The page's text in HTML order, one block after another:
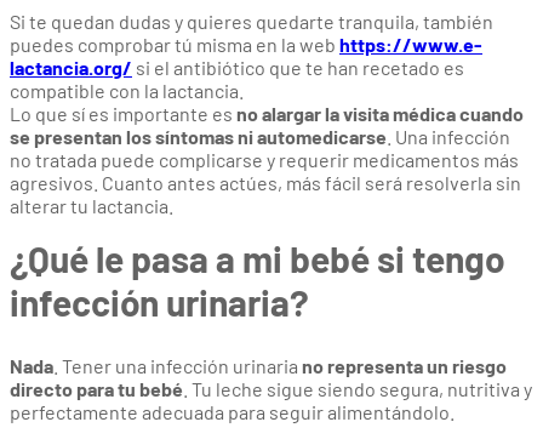
Si te quedan dudas y quieres quedarte tranquila, también
puedes comprobar tú misma en la web https://www.e-
lactancia.org/ si el antibiótico que te han recetado es
compatible con la lactancia.
Lo que sí es importante es no alargar la visita médica cuando
se presentan los síntomas ni automedicarse . Una infección
no tratada puede complicarse y requerir medicamentos más
agresivos. Cuanto antes actúes, más fácil será resolverla sin
alterar tu lactancia.
¿Qué le pasa a mi bebé si tengo
infección urinaria?
Nada . Tener una infección urinaria no representa un riesgo
directo para tu bebé . Tu leche sigue siendo segura, nutritiva y
perfectamente adecuada para seguir alimentándolo.